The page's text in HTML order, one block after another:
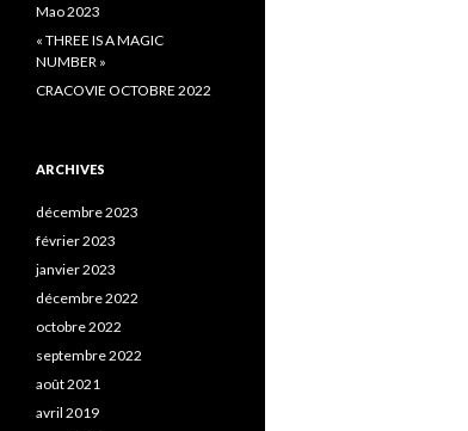
Mao 2023
« THREE IS A MAGIC
NUMBER »
CRACOVIE OCTOBRE 2022
ARCHIVES
décembre 2023
février 2023
janvier 2023
décembre 2022
octobre 2022
septembre 2022
août 2021
avril 2019